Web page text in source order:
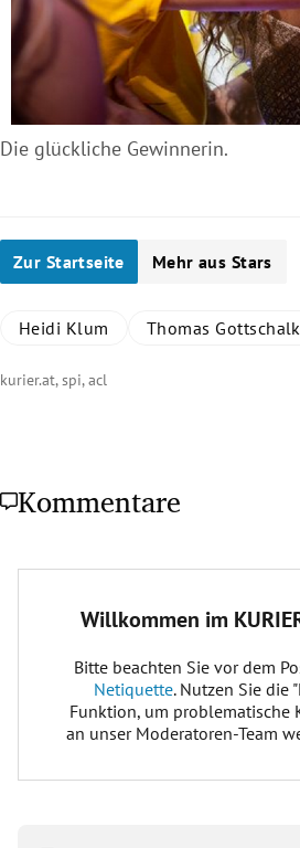
Die glückliche Gewinnerin.
Zur Startseite Mehr aus Stars
Heidi Klum Thomas Gottschalk
kurier.at, spi, acl
Kommentare